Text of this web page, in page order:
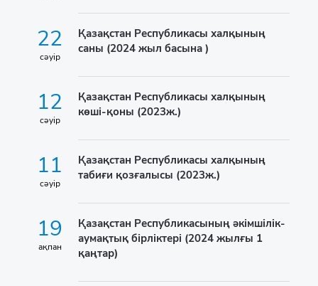
22
сәуір
Қазақстан Республикасы халқының
саны (2024 жыл басына )
12
сәуір
Қазақстан Республикасы халқының
көші-қоны (2023ж.)
11
сәуір
Қазақстан Республикасы халқының
табиғи қозғалысы (2023ж.)
19
ақпан
Қазақстан Республикасының әкімшілік-
аумақтық бірліктері (2024 жылғы 1
қаңтар)